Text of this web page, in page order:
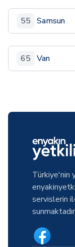
55 Samsun
65 Van
Türkiye'nin
servislerin